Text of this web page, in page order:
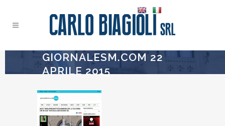
GIORNALESM.COM 22
APRILE 2015